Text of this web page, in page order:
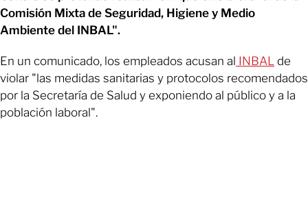
Comisión Mixta de Seguridad, Higiene y Medio
Ambiente del INBAL".
En un comunicado, los empleados acusan al INBAL de
violar "las medidas sanitarias y protocolos recomendados
por la Secretaría de Salud y exponiendo al público y a la
población laboral".